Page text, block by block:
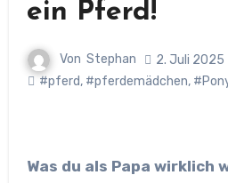
ein Pferd!
Von Stephan
2. Juli 2025
#pferd, #pferdemädchen,
Was du als Papa wirklich wissen musst –